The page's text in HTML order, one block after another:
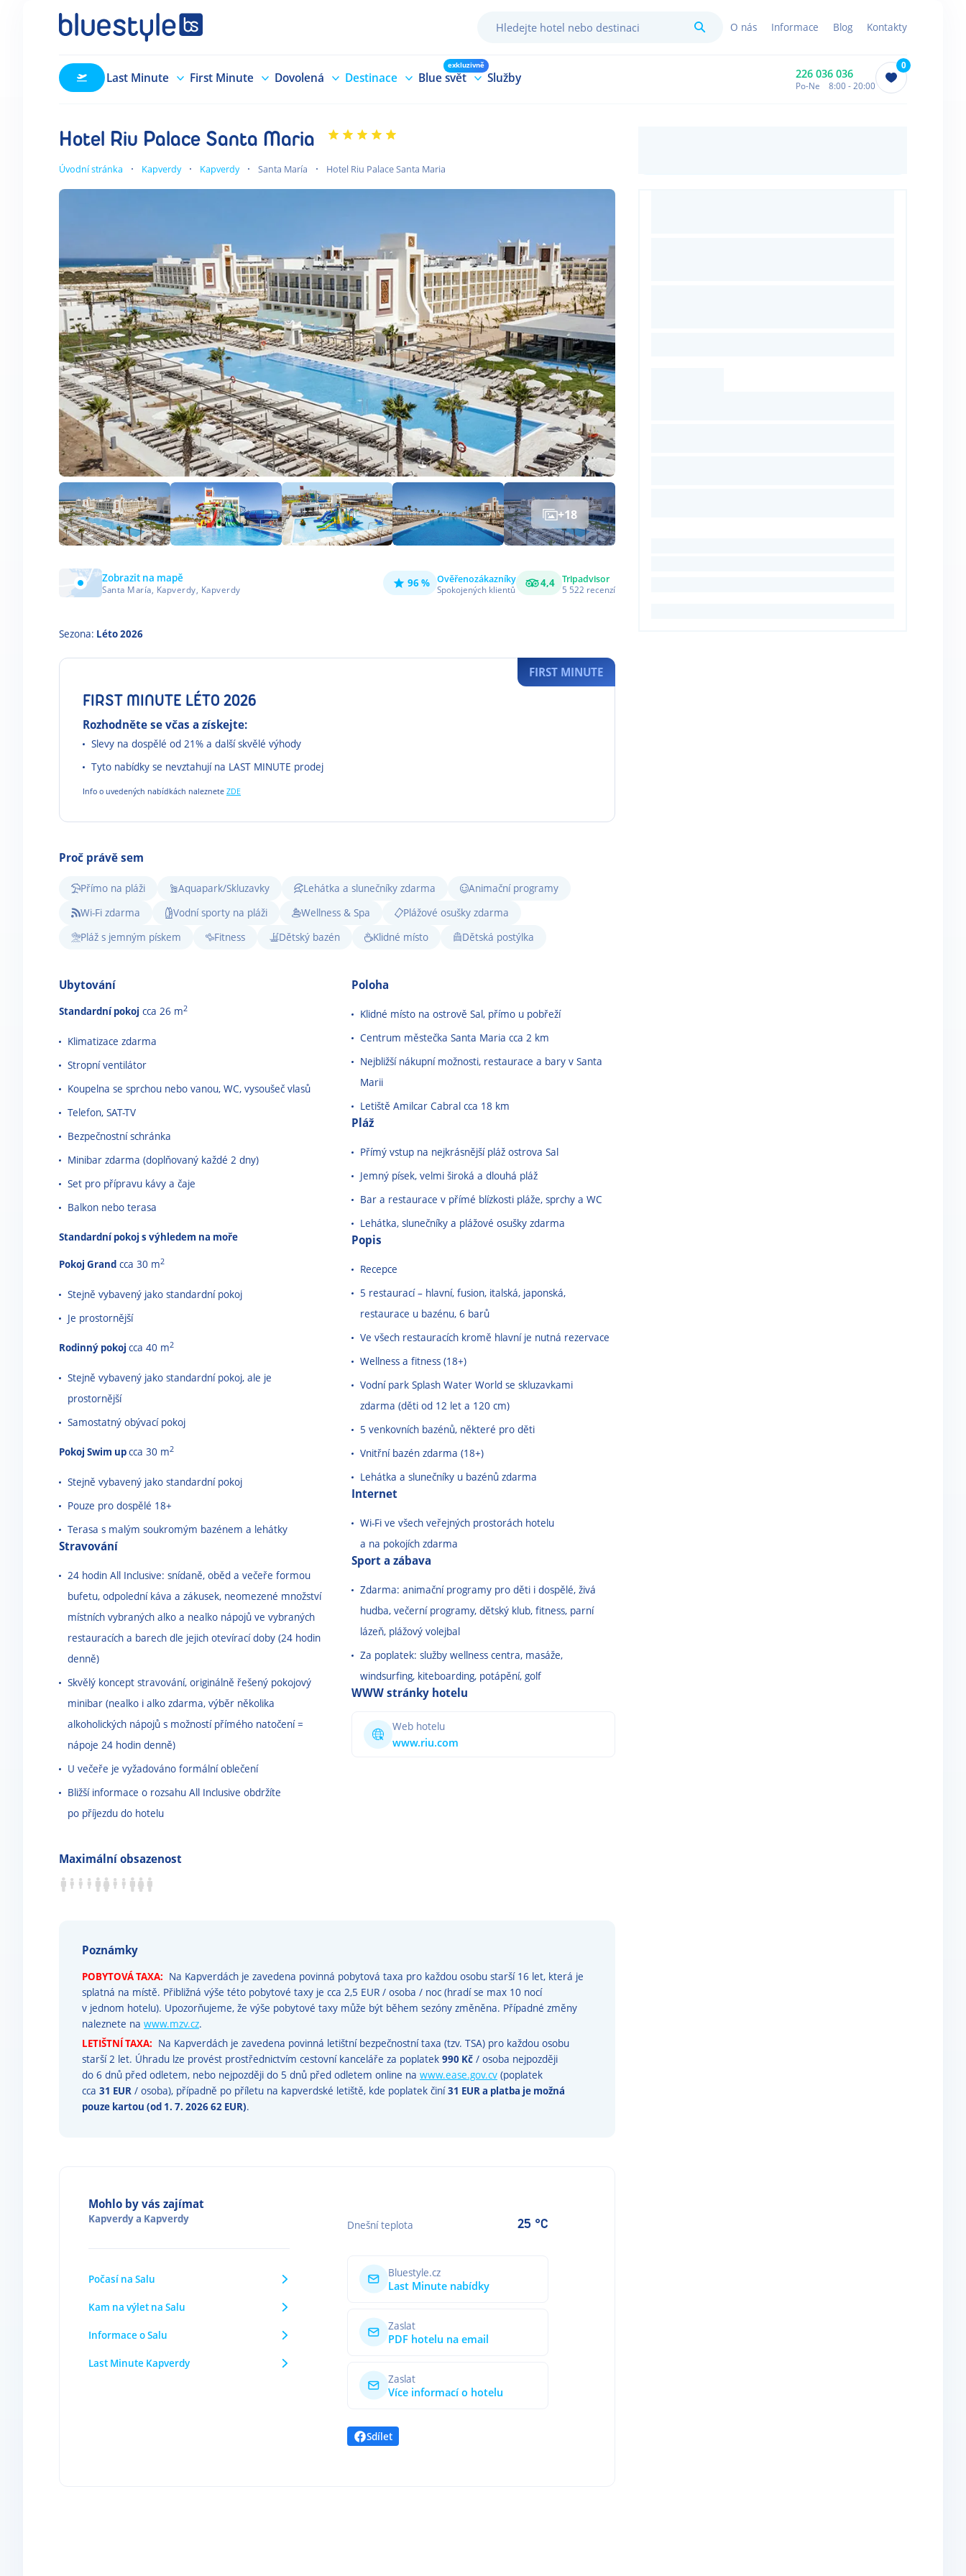
HledatO nás Informace Blog Kontakty
Last Minute First Minute Dovolená Destinace Blue svět
exkluzivně
Služby 226 036 036
Po-Ne 8:00 - 20:00
0
Hotel Riu Palace Santa Maria
Úvodní stránka Kapverdy Kapverdy Santa María Hotel Riu Palace Santa Maria
+18
Zobrazit na mapě
Santa María, Kapverdy, Kapverdy 96 % Ověřenozákazníky
Spokojených klientů 4,4 Tripadvisor
5 522 recenzí
Sezona: Léto 2026
FIRST MINUTE LÉTO 2026
Rozhodněte se včas a získejte:
Slevy na dospělé od 21% a další skvělé výhody
Tyto nabídky se nevztahují na LAST MINUTE prodej
Info o uvedených nabídkách naleznete ZDE
FIRST MINUTE
Proč právě sem
Přímo na pláži Aquapark/Skluzavky Lehátka a slunečníky zdarma
Animační programy
Wi-Fi zdarma
Vodní sporty na pláži Wellness & Spa
Plážové osušky zdarma
Pláž s jemným pískem
Fitness Dětský bazén Klidné místo Dětská postýlka
Ubytování
Standardní pokoj cca 26 m2
Klimatizace zdarma
Stropní ventilátor
Koupelna se sprchou nebo vanou, WC, vysoušeč vlasů
Telefon, SAT-TV
Bezpečnostní schránka
Minibar zdarma (doplňovaný každé 2 dny)
Set pro přípravu kávy a čaje
Balkon nebo terasa
Standardní pokoj s výhledem na moře
Pokoj Grand cca 30 m2
Stejně vybavený jako standardní pokoj
Je prostornější
Rodinný pokoj cca 40 m2
Stejně vybavený jako standardní pokoj, ale je
prostornější
Samostatný obývací pokoj
Pokoj Swim upcca 30 m2
Stejně vybavený jako standardní pokoj
Pouze pro dospělé 18+
Terasa s malým soukromým bazénem a lehátky
Stravování
24 hodin All Inclusive: snídaně, oběd a večeře formou
bufetu, odpolední káva a zákusek, neomezené množství
místních vybraných alko a nealko nápojů ve vybraných
restauracích a barech dle jejich otevírací doby (24 hodin
denně)
Skvělý koncept stravování, originálně řešený pokojový
minibar (nealko i alko zdarma, výběr několika
alkoholických nápojů s možností přímého natočení =
nápoje 24 hodin denně)
U večeře je vyžadováno formální oblečení
Bližší informace o rozsahu All Inclusive obdržíte
po příjezdu do hotelu
Poloha
Klidné místo na ostrově Sal, přímo u pobřeží
Centrum městečka Santa Maria cca 2 km
Nejbližší nákupní možnosti, restaurace a bary v Santa
Marii
Letiště Amilcar Cabral cca 18 km
Pláž
Přímý vstup na nejkrásnější pláž ostrova Sal
Jemný písek, velmi široká a dlouhá pláž
Bar a restaurace v přímé blízkosti pláže, sprchy a WC
Lehátka, slunečníky a plážové osušky zdarma
Popis
Recepce
5 restaurací – hlavní, fusion, italská, japonská,
restaurace u bazénu, 6 barů
Ve všech restauracích kromě hlavní je nutná rezervace
Wellness a fitness (18+)
Vodní park Splash Water World se skluzavkami
zdarma (děti od 12 let a 120 cm)
5 venkovních bazénů, některé pro děti
Vnitřní bazén zdarma (18+)
Lehátka a slunečníky u bazénů zdarma
Internet
Wi-Fi ve všech veřejných prostorách hotelu
a na pokojích zdarma
Sport a zábava
Zdarma: animační programy pro děti i dospělé, živá
hudba, večerní programy, dětský klub, fitness, parní
lázeň, plážový volejbal
Za poplatek: služby wellness centra, masáže,
windsurfing, kiteboarding, potápění, golf
WWW stránky hotelu
Web hotelu
www.riu.com
Maximální obsazenost
Poznámky
POBYTOVÁ TAXA: Na Kapverdách je zavedena povinná pobytová taxa pro každou osobu starší 16 let, která je
splatná na místě. Přibližná výše této pobytové taxy je cca 2,5 EUR / osoba / noc (hradí se max 10 nocí
v jednom hotelu). Upozorňujeme, že výše pobytové taxy může být během sezóny změněna. Případné změny
naleznete na www.mzv.cz.
LETIŠTNÍ TAXA: Na Kapverdách je zavedena povinná letištní bezpečnostní taxa (tzv. TSA) pro každou osobu
starší 2 let. Úhradu lze provést prostřednictvím cestovní kanceláře za poplatek 990 Kč / osoba nejpozději
do 6 dnů před odletem, nebo nejpozději do 5 dnů před odletem online na www.ease.gov.cv (poplatek
cca 31 EUR / osoba), případně po příletu na kapverdské letiště, kde poplatek činí31 EUR a platba je možná
pouze kartou (od 1. 7. 2026 62 EUR).
Mohlo by vás zajímat
Kapverdya Kapverdy
Počasí na Salu
Kam na výlet na Salu
Informace o Salu
Last Minute Kapverdy
Dnešní teplota 25 °C
Bluestyle.cz
Last Minute nabídky
Zaslat
PDF hotelu na email
Zaslat
Více informací o hotelu
Sdílet